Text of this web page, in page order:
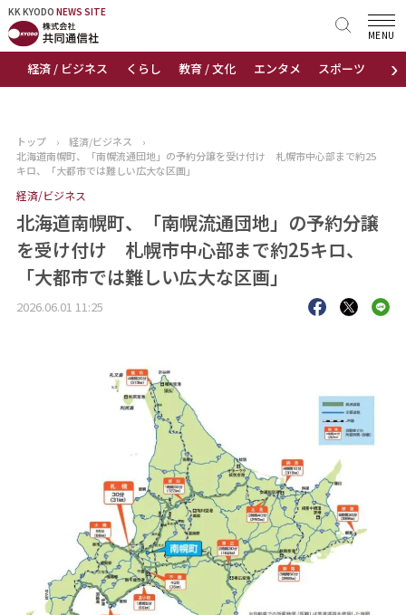
KK KYODO NEWS SITE
›
経済 / ビジネス くらし 教育 / 文化 エンタメ スポーツ 地域
MENU
KK KYODONEWS SITE
トップページ
ニュース
おすすめコンテンツ
出版物
会社概要
トップ › 経済/ビジネス
›
北海道南幌町、「南幌流通団地」の予約分譲を受け付け 札幌市中心部まで約25
キロ、「大都市では難しい広大な区画」
経済/ビジネス
北海道南幌町、「南幌流通団地」の予約分譲
を受け付け 札幌市中心部まで約25キロ、
「大都市では難しい広大な区画」
2026.06.01 11:25